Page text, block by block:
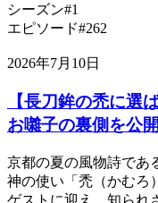
シーズン#1
エピソード#262
2026年7月10日
【長刀鉾の禿に選
お囃子の裏側を公
京都の夏の風物詩であ
神の使い「禿（かむろ
ゲストに迎え、知られ